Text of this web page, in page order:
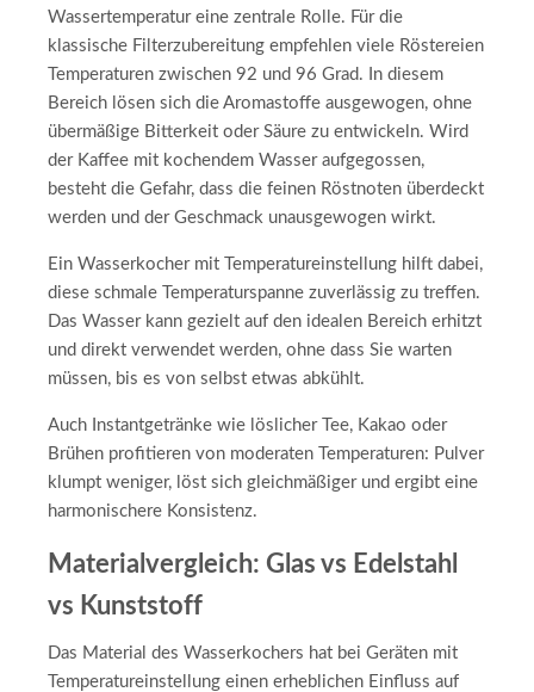
Wassertemperatur eine zentrale Rolle. Für die
klassische Filterzubereitung empfehlen viele Röstereien
Temperaturen zwischen 92 und 96 Grad. In diesem
Bereich lösen sich die Aromastoffe ausgewogen, ohne
übermäßige Bitterkeit oder Säure zu entwickeln. Wird
der Kaffee mit kochendem Wasser aufgegossen,
besteht die Gefahr, dass die feinen Röstnoten überdeckt
werden und der Geschmack unausgewogen wirkt.
Ein Wasserkocher mit Temperatureinstellung hilft dabei,
diese schmale Temperaturspanne zuverlässig zu treffen.
Das Wasser kann gezielt auf den idealen Bereich erhitzt
und direkt verwendet werden, ohne dass Sie warten
müssen, bis es von selbst etwas abkühlt.
Auch Instantgetränke wie löslicher Tee, Kakao oder
Brühen profitieren von moderaten Temperaturen: Pulver
klumpt weniger, löst sich gleichmäßiger und ergibt eine
harmonischere Konsistenz.
Materialvergleich: Glas vs Edelstahl
vs Kunststoff
Das Material des Wasserkochers hat bei Geräten mit
Temperatureinstellung einen erheblichen Einfluss auf